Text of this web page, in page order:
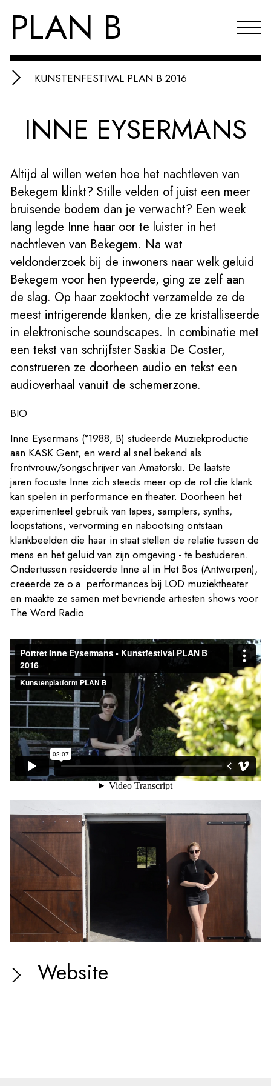
PLAN B
Agenda
Over PLAN B
Index
EN
KUNSTENFESTIVAL PLAN B 2016
INNE EYSERMANS
Altijd al willen weten hoe het nachtleven van
Bekegem klinkt? Stille velden of juist een meer
bruisende bodem dan je verwacht? Een week
lang legde Inne haar oor te luister in het
nachtleven van Bekegem. Na wat
veldonderzoek bij de inwoners naar welk geluid
Bekegem voor hen typeerde, ging ze zelf aan
de slag. Op haar zoektocht verzamelde ze de
meest intrigerende klanken, die ze kristalliseerde
in elektronische soundscapes. In combinatie met
een tekst van schrijfster Saskia De Coster,
construeren ze doorheen audio en tekst een
audioverhaal vanuit de schemerzone.
BIO
Inne Eysermans (°1988, B) studeerde Muziekproductie
aan KASK Gent, en werd al snel bekend als
frontvrouw/songschrijver van Amatorski. De laatste
jaren focuste Inne zich steeds meer op de rol die klank
kan spelen in performance en theater. Doorheen het
experimenteel gebruik van tapes, samplers, synths,
loopstations, vervorming en nabootsing ontstaan
klankbeelden die haar in staat stellen de relatie tussen de
mens en het geluid van zijn omgeving - te bestuderen.
Ondertussen resideerde Inne al in Het Bos (Antwerpen),
creëerde ze o.a. performances bij LOD muziektheater
en maakte ze samen met bevriende artiesten shows voor
The Word Radio.
Website